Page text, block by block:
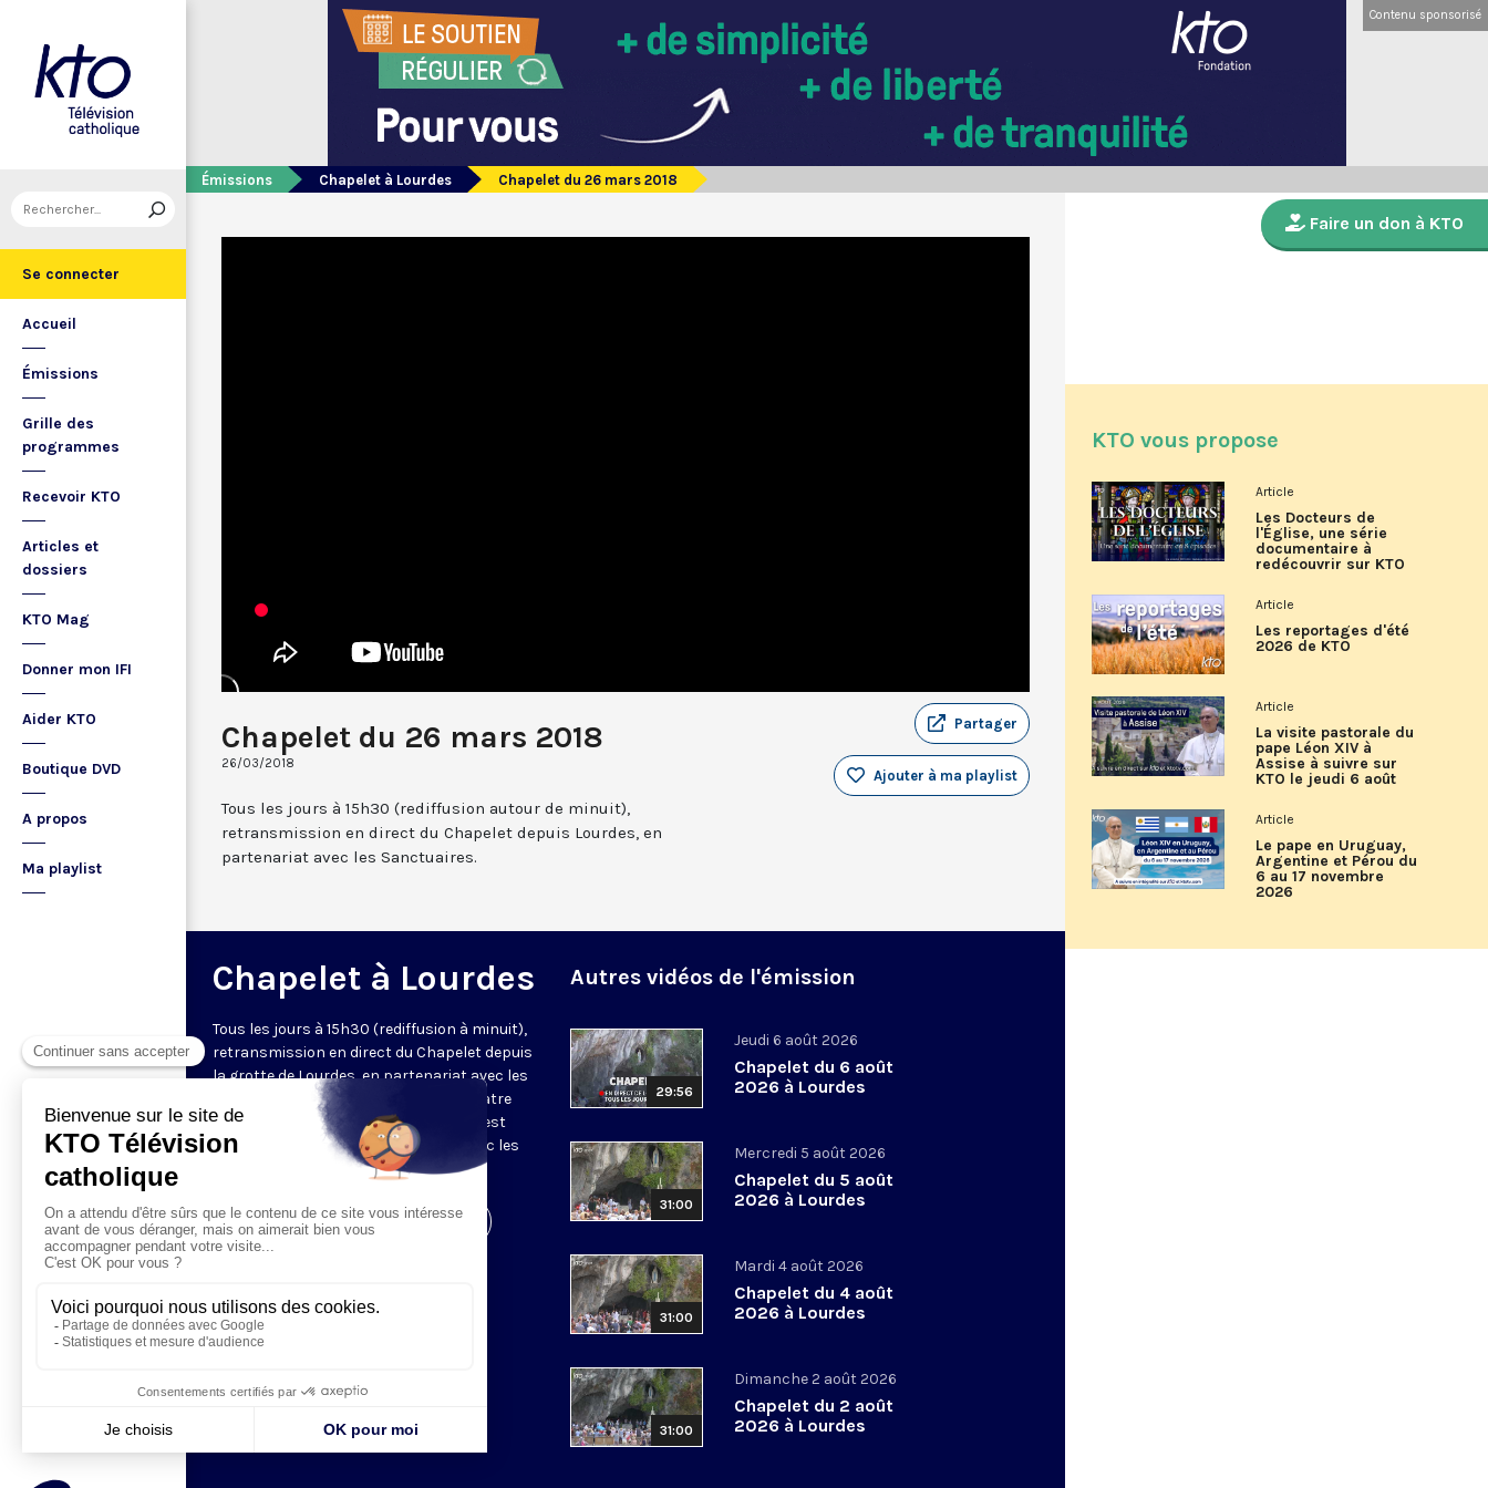
Se connecter
Accueil
Émissions
Grille des
programmes
Recevoir KTO
Articles et
dossiers
KTO Mag
Donner mon IFI
Aider KTO
Boutique DVD
A propos
Ma playlist
Contenu sponsorisé
Émissions Chapelet à Lourdes Chapelet du 26 mars 2018
Chapelet du 26 mars 2018
26/03/2018
Partager
Ajouter à ma playlist
Tous les jours à 15h30 (rediffusion autour de minuit),
retransmission en direct du Chapelet depuis Lourdes, en
partenariat avec les Sanctuaires.
Chapelet à Lourdes
Tous les jours à 15h30 (rediffusion à minuit),
retransmission en direct du Chapelet depuis
la grotte de Lourdes, en partenariat avec les
Sanctuaires. Chaque jour, l'une des quatre
méditations des mystères du Rosaire est
proposée en communion de prière avec les
Visiter la page de l'émission
Autres vidéos de l'émission
29:56
Jeudi 6 août 2026
Chapelet du 6 août
2026 à Lourdes
31:00
Mercredi 5 août 2026
Chapelet du 5 août
2026 à Lourdes
31:00
Mardi 4 août 2026
Chapelet du 4 août
2026 à Lourdes
31:00
Dimanche 2 août 2026
Chapelet du 2 août
2026 à Lourdes
Faire un don à KTO
KTO vous propose
Article
Les Docteurs de
l'Église, une série
documentaire à
redécouvrir sur KTO
Article
Les reportages d'été
2026 de KTO
Article
La visite pastorale du
pape Léon XIV à
Assise à suivre sur
KTO le jeudi 6 août
Article
Le pape en Uruguay,
Argentine et Pérou du
6 au 17 novembre
2026